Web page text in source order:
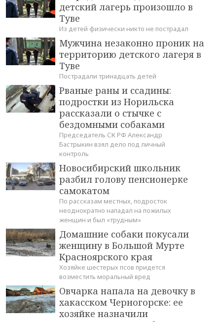
детский лагерь произошло в
Туве
Из детей физически никто не пострадал
Мужчина незаконно проник на
территорию детского лагеря в
Туве
Пострадали тринадцать детей
Рваные раны и ссадины:
подростки из Норильска
рассказали о стычке с
бездомными собаками
Председатель СК РФ Александр
Бастрыкин взял дело под личный
контроль
Новосибирский школьник
разбил голову пенсионерке
самокатом
По рассказам местных, подросток
неоднократно нападал на пожилых
женщин и был «трудным»
Домашние собаки покусали
женщину в Большой Мурте
Красноярского края
Хозяйке шестерых псов придется
возместить моральный вред
Овчарка напала на девочку в
хакасском Черногорске: ее
хозяйке назначили